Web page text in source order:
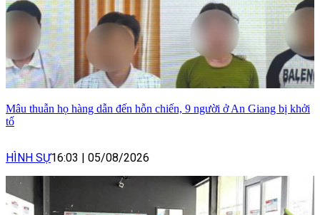
Mâu thuẫn họ hàng dẫn đến hỗn chiến, 9 người ở An Giang bị khởi
tố
HÌNH SỰ16:03 | 05/08/2026